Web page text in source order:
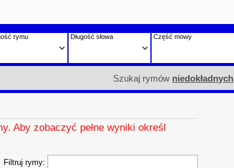
rymu Długość słowa Część mowy
Szukaj rymów niedokładnych
Aby zobaczyć pełne wyniki określ
Filtruj rymy: